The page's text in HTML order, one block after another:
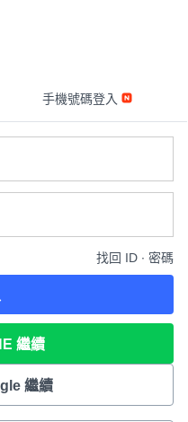
手機號碼登入
找回 ID ∙ 密碼
繼續
繼續